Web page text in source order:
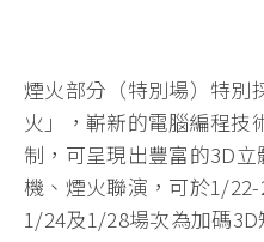
煙火部分（特別場）特別
火」，嶄新的電腦編程技
制，可呈現出豐富的3D
機、煙火聯演，可於1/
1/24及1/28場次為加碼3D